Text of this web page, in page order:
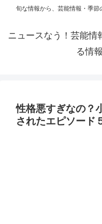
旬な情報から、芸能情報・季節
ニュースなう！芸能情
る情
性格悪すぎなの？
されたエピソード